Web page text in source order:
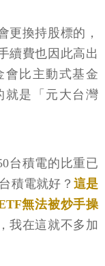
更換持股標的，
續費也因此高出
會比主動式基金
就是「元大台灣
台積電的比重已
積電就好？ 這是
無法被炒手操
我在這就不多加